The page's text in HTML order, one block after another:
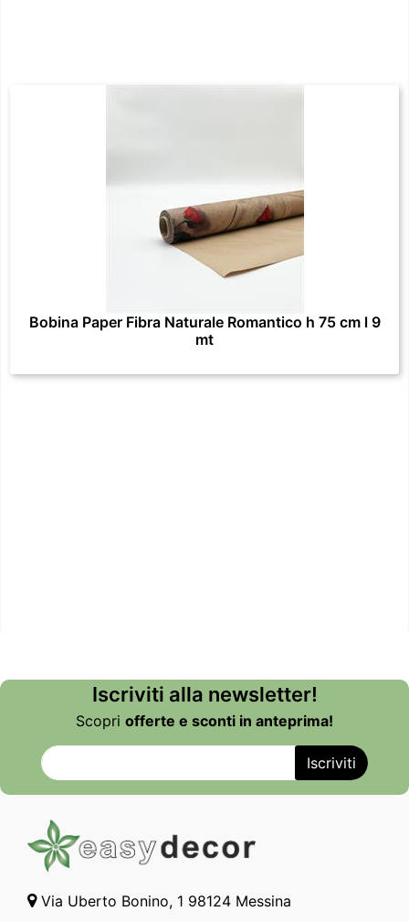
Bobina Paper Fibra Naturale Romantico h 75 cm l 9
mt
Iscriviti alla newsletter!
Scopri offerte e sconti in anteprima!
Via Uberto Bonino, 1 98124 Messina